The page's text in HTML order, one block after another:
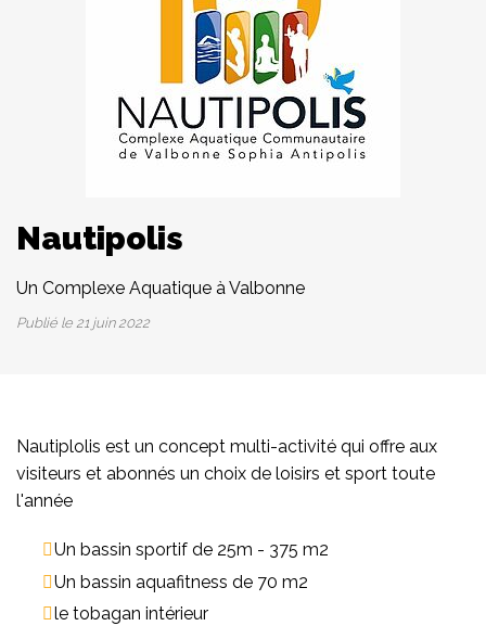
Nautipolis
Un Complexe Aquatique à Valbonne
Publié le 21 juin 2022
Nautiplolis est un concept multi-activité qui offre aux
visiteurs et abonnés un choix de loisirs et sport toute
l'année
Un bassin sportif de 25m - 375 m2
Un bassin aquafitness de 70 m2
le tobagan intérieur